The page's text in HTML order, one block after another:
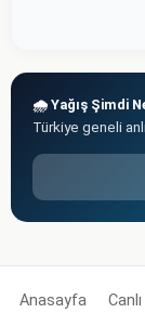
🌧️ Yağış Şimdi
Türkiye geneli
Anasayfa